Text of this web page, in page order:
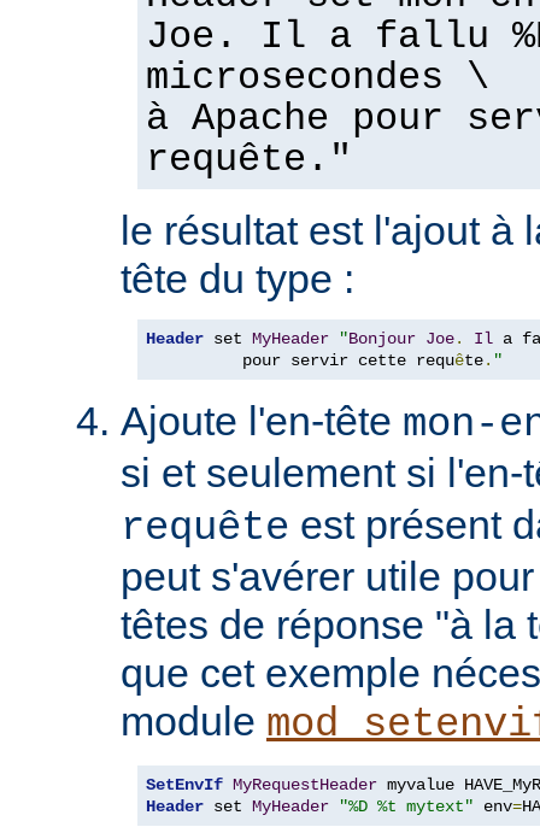
Joe. Il a fallu
microsecondes \
à Apache pour
requête."
le résultat est l'ajout à
tête du type :
Header set MyHeader "Bonjour Joe. Il a
          pour servir cette requ
ête. "
Ajoute l'en-tête mon-
si et seulement si
requête est présent
peut s'avérer utile
têtes de réponse "à la
que cet exemple
module
SetEnvIf MyRequestHeader
Header set MyHeader "%D %t mytext" env=